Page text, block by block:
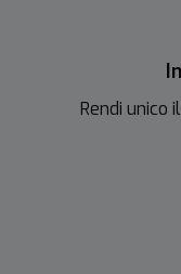
Rendi unico